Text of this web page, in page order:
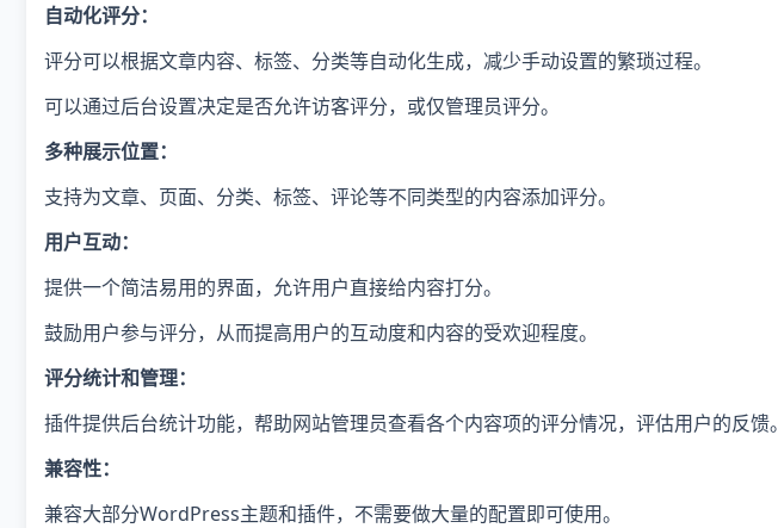
自动化评分：
评分可以根据文章内容、标签、分类等自动化生成，减少手动设置的繁琐过程。
可以通过后台设置决定是否允许访客评分，或仅管理员评分。
多种展示位置：
支持为文章、页面、分类、标签、评论等不同类型的内容添加评分。
用户互动：
提供一个简洁易用的界面，允许用户直接给内容打分。
鼓励用户参与评分，从而提高用户的互动度和内容的受欢迎程度。
评分统计和管理：
插件提供后台统计功能，帮助网站管理员查看各个内容项的评分情况，评估用户的反馈。
兼容性：
兼容大部分WordPress主题和插件，不需要做大量的配置即可使用。